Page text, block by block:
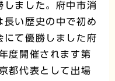
しました。府中市消
長い歴史の中で初め
にて優勝しました府
度開催されます第
都代表として出場